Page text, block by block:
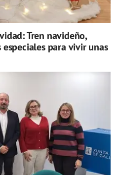
Tren navideño,
para vivir unas